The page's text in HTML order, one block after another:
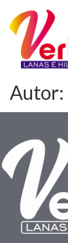
Autor: